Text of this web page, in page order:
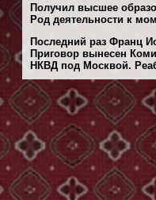
Получил высшее
Род деятельности к
Последний раз Франц
Приговор вынесен
НКВД под Москвой.